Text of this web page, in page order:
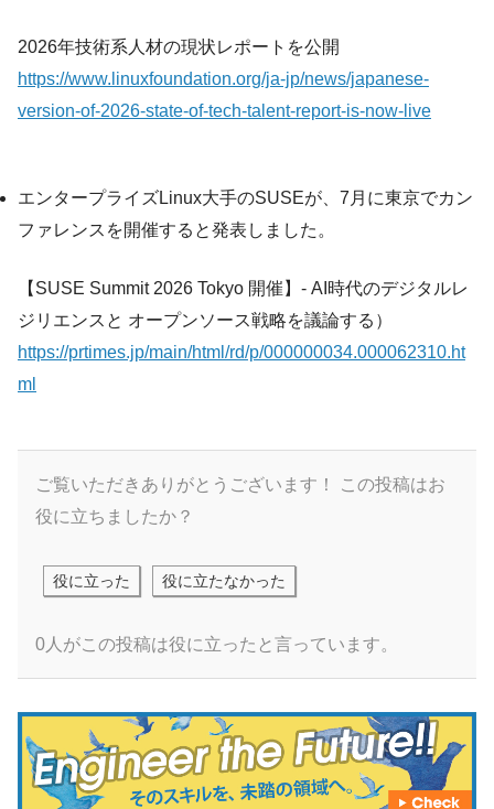
2026年技術系人材の現状レポート​を公開
https://www.linuxfoundation.org/ja-jp/news/japanese-
version-of-2026-state-of-tech-talent-report-is-now-live
エンタープライズLinux大手のSUSEが、7月に東京でカン
ファレンスを開催すると発表しました。
【SUSE Summit 2026 Tokyo 開催】- AI時代のデジタルレ
ジリエンスと オープンソース戦略を議論する）
https://prtimes.jp/main/html/rd/p/000000034.000062310.ht
ml
ご覧いただきありがとうございます！
この投稿はお
役に立ちましたか？
役に立った 役に立たなかった
0人がこの投稿は役に立ったと言っています。